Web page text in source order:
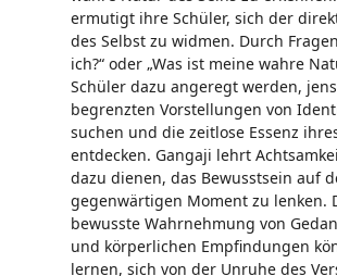
ermutigt ihre Schüler, sich der
des Selbst zu widmen. Durch
ich?“ oder „Was ist meine wahre
Schüler dazu angeregt werden,
begrenzten Vorstellungen von
suchen und die zeitlose Essenz
entdecken. Gangaji lehrt
dazu dienen, das Bewusstsein auf
gegenwärtigen Moment zu lenken.
bewusste Wahrnehmung von
und körperlichen Empfindungen
lernen, sich von der Unruhe des